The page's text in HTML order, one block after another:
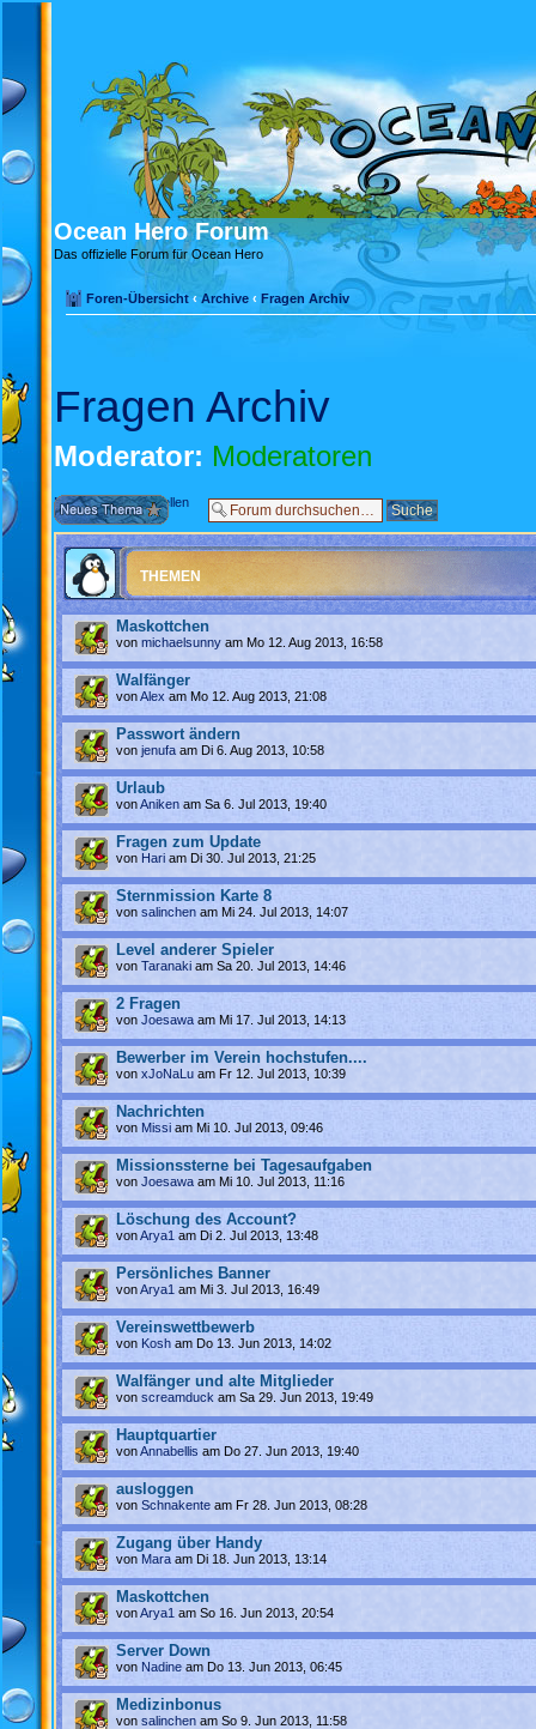
Ocean Hero Forum
Das offizielle Forum für Ocean Hero
Foren-Übersicht ‹ Archive ‹ Fragen Archiv
Fragen Archiv
Moderator: Moderatoren
Neues Thema erstellen
THEMEN
Maskottchen
von michaelsunny am Mo 12. Aug 2013, 16:58
Walfänger
vonAlex am Mo 12. Aug 2013, 21:08
Passwort ändern
von jenufa am Di 6. Aug 2013, 10:58
Urlaub
vonAniken am Sa 6. Jul 2013, 19:40
Fragen zum Update
von Hari am Di 30. Jul 2013, 21:25
Sternmission Karte 8
von salinchen am Mi 24. Jul 2013, 14:07
Level anderer Spieler
von Taranaki am Sa 20. Jul 2013, 14:46
2 Fragen
von Joesawa am Mi 17. Jul 2013, 14:13
Bewerber im Verein hochstufen....
von xJoNaLu am Fr 12. Jul 2013, 10:39
Nachrichten
von Missi am Mi 10. Jul 2013, 09:46
Missionssterne bei Tagesaufgaben
von Joesawa am Mi 10. Jul 2013, 11:16
Löschung des Account?
vonArya1 am Di 2. Jul 2013, 13:48
Persönliches Banner
vonArya1 am Mi 3. Jul 2013, 16:49
Vereinswettbewerb
von Kosh am Do 13. Jun 2013, 14:02
Walfänger und alte Mitglieder
von screamduck am Sa 29. Jun 2013, 19:49
Hauptquartier
vonAnnabellis am Do 27. Jun 2013, 19:40
ausloggen
von Schnakente am Fr 28. Jun 2013, 08:28
Zugang über Handy
von Mara am Di 18. Jun 2013, 13:14
Maskottchen
vonArya1 am So 16. Jun 2013, 20:54
Server Down
von Nadine am Do 13. Jun 2013, 06:45
Medizinbonus
von salinchen am So 9. Jun 2013, 11:58